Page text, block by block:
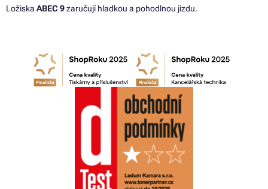
Ložiska ABEC 9zaručují hladkou a pohodlnou jízdu.